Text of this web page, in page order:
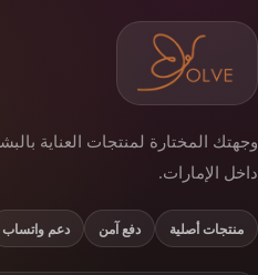
وجهتك المختارة لمنتجات العناية
داخل الإمارات.
منتجات أصلية دفع آمن دعم واتساب